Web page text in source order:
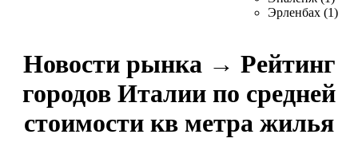
Эрленбах (1)
Новости рынка → Рейтинг
городов Италии по средней
стоимости кв метра жилья